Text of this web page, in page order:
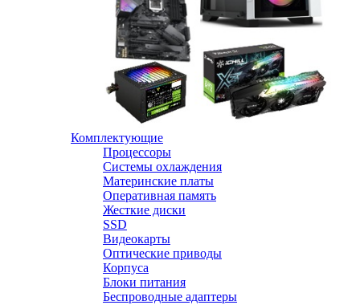
Комплектующие
Процессоры
Системы охлаждения
Материнские платы
Оперативная память
Жесткие диски
SSD
Видеокарты
Оптические приводы
Корпуса
Блоки питания
Беспроводные адаптеры